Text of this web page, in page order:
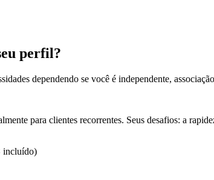
perfil?
dependendo se você é independente,
para clientes recorrentes. Seus desafios: a
incluído)